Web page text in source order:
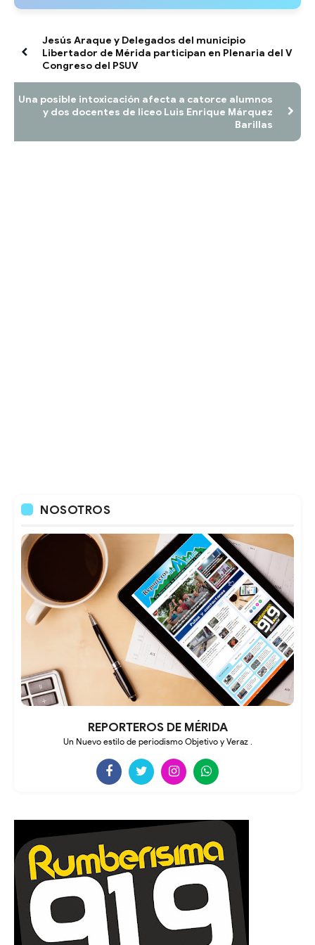
Jesús Araque y Delegados del municipio
Libertador de Mérida participan en Plenaria del V
Congreso del PSUV
Una posible intoxicación afecta a catorce alumnos
y dos docentes de liceo Luis Enrique Márquez
Barillas
NOSOTROS
REPORTEROS DE MÉRIDA
Un Nuevo estilo de periodismo Objetivo y Veraz .